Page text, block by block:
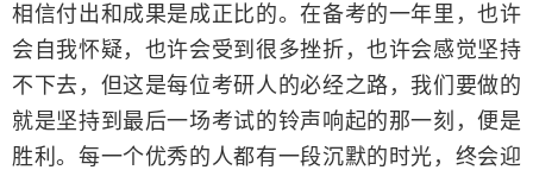
相信付出和成果是成正比的。在备考的一年里，也许
会自我怀疑，也许会受到很多挫折，也许会感觉坚持
不下去，但这是每位考研人的必经之路，我们要做的
就是坚持到最后一场考试的铃声响起的那一刻，便是
胜利。每一个优秀的人都有一段沉默的时光，终会迎